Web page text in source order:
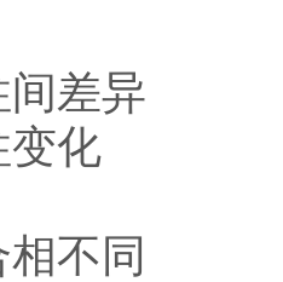
差异
变化
不同